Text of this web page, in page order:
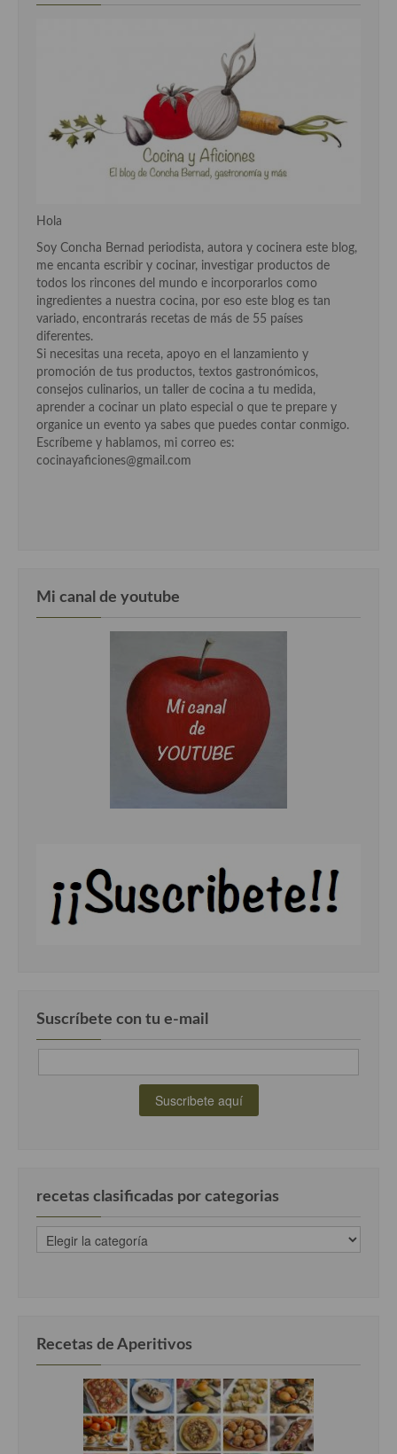
Cocina Holandesa
Cocina Hungara
Cocina Italiana
Cocina Luxemburgo
Cocina Polaca
Cocina portuguesa
Cocina Rusa
Cocina Sueca
Cocina Suiza
Hola
Soy Concha Bernad periodista, autora y cocinera este blog,
me encanta escribir y cocinar, investigar productos de
todos los rincones del mundo e incorporarlos como
ingredientes a nuestra cocina, por eso este blog es tan
variado, encontrarás recetas de más de 55 países
diferentes.
Si necesitas una receta, apoyo en el lanzamiento y
promoción de tus productos, textos gastronómicos,
consejos culinarios, un taller de cocina a tu medida,
aprender a cocinar un plato especial o que te prepare y
organice un evento ya sabes que puedes contar conmigo.
Escríbeme y hablamos, mi correo es:
cocinayaficiones@gmail.com
Mi canal de youtube
Suscríbete con tu e-mail
recetas clasificadas por categorias
recetas
clasificadas
Recetas de Aperitivos